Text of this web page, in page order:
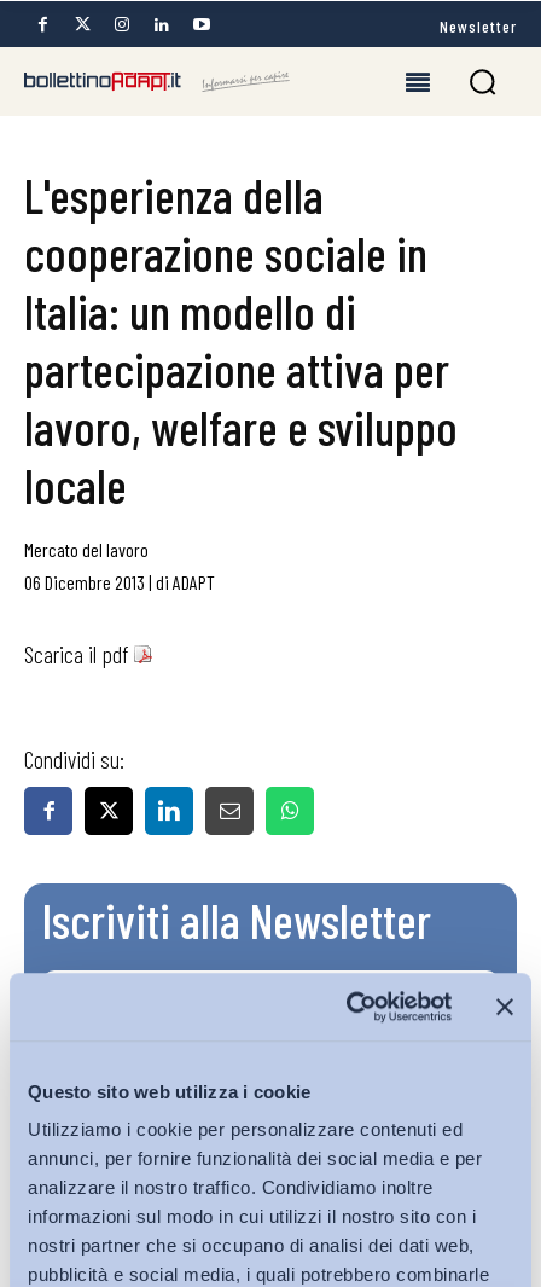
Questo sito web utilizza i cookie
Utilizziamo i cookie per personalizzare contenuti ed
annunci, per fornire funzionalità dei social media e per
analizzare il nostro traffico. Condividiamo inoltre
informazioni sul modo in cui utilizzi il nostro sito con i
nostri partner che si occupano di analisi dei dati web,
pubblicità e social media, i quali potrebbero combinarle
Newsletter
L'esperienza della
cooperazione sociale in
Italia: un modello di
partecipazione attiva per
lavoro, welfare e sviluppo
locale
Mercato del lavoro
06 Dicembre 2013 | di ADAPT
Scarica il pdf
Condividi su:
Iscriviti alla Newsletter